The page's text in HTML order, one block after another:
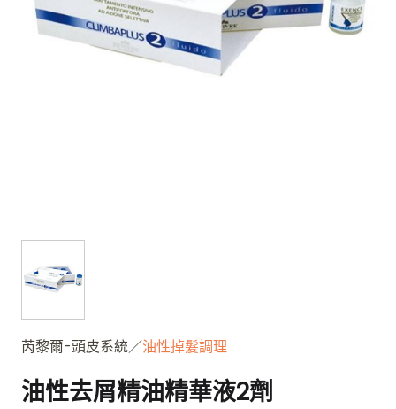
芮黎爾-頭皮系統／油性掉髮調理
油性去屑精油精華液2劑